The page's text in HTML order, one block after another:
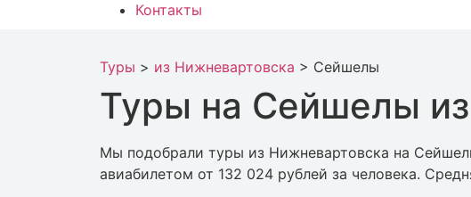
Контакты
Туры > из Нижневартовска > Сейшелы
Туры на Сейшелы
Мы подобрали туры из Нижневартовска на
авиабилетом от 132 024 рублей за человека.